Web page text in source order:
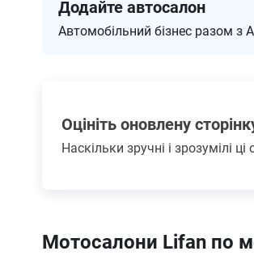
Додайте автосалон
Автомобільний бізнес разом з
Оцініть оновлену
Наскільки зручні і зрозумілі
Мотосалони Lifan по